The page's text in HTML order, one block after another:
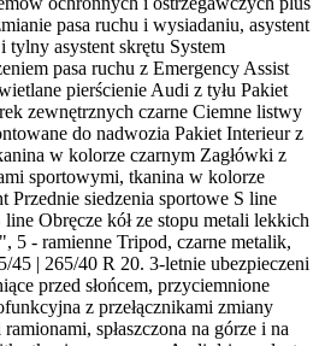
pasa ruchu i wysiadaniu, asystent
tylny asystent skrętu System
pasa ruchu z Emergency Assist
pierścienie Audi z tyłu Pakiet
zewnętrznych czarne Ciemne listwy
do nadwozia Pakiet Interieur z
w kolorze czarnym Zagłówki z
sportowymi, tkanina w kolorze
Przednie siedzenia sportowe S line
Obręcze kół ze stopu metali lekkich
5 - ramienne Tripod, czarne metalik,
45 | 265/40 R 20. 3-letnie ubezpieczeni
przed słońcem, przyciemnione
z przełącznikami zmiany
spłaszczona na górze i na